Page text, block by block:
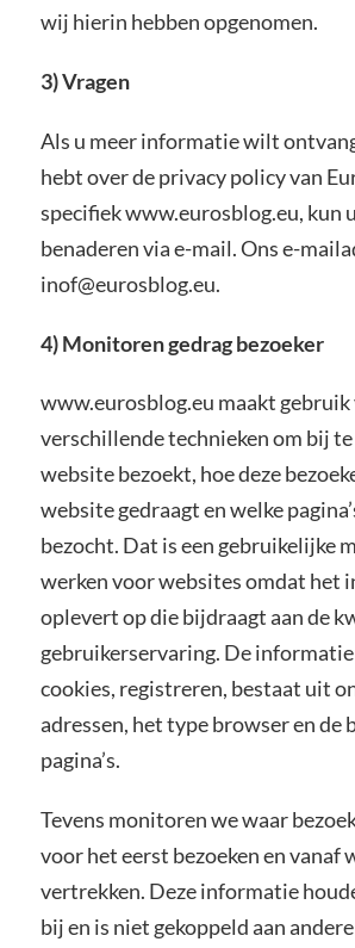
wij hierin hebben opgenomen.
3) Vragen
Als u meer informatie wilt
hebt over de privacy policy van
specifiek www.eurosblog.eu, kun
benaderen via e-mail. Ons e-
inof@eurosblog.eu.
4) Monitoren gedrag bezoeker
www.eurosblog.eu maakt gebruik
verschillende technieken om bij
website bezoekt, hoe deze
website gedraagt en welke
bezocht. Dat is een gebruikelijke
werken voor websites omdat het
oplevert op die bijdraagt aan de
gebruikerservaring. De informatie
cookies, registreren, bestaat uit
adressen, het type browser en de
pagina’s.
Tevens monitoren we waar
voor het eerst bezoeken en vanaf
vertrekken. Deze informatie
bij en is niet gekoppeld aan